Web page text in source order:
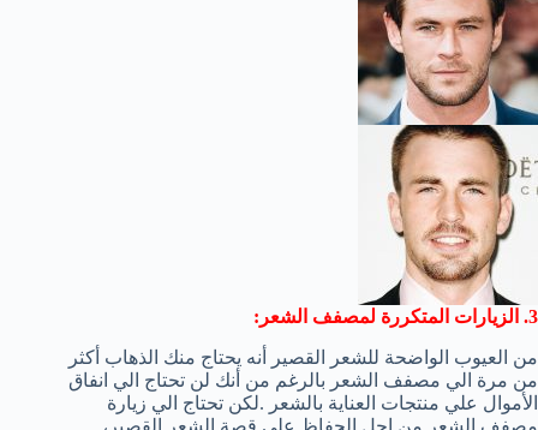
3. الزيارات المتكررة لمصفف الشعر:
من العيوب الواضحة للشعر القصير أنه يحتاج منك الذهاب أكثر
من مرة الي مصفف الشعر بالرغم من أنك لن تحتاج الي انفاق
الأموال علي منتجات العناية بالشعر .لكن تحتاج الي زيارة
مصفف الشعر من اجل الحفاظ علي قصة الشعر القصير،